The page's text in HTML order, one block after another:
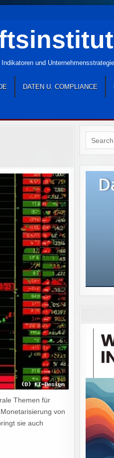
und
DATEN U. COMPLIANCE
Themen für
von
sie auch
Search
for: